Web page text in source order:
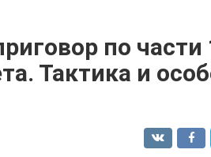
по части
Тактика и